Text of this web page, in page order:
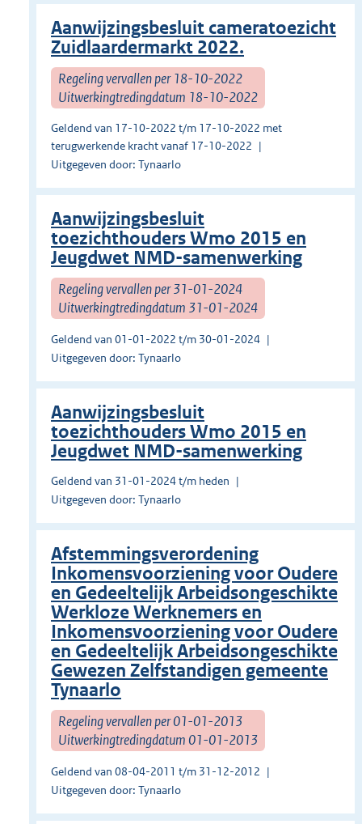
Aanwijzingsbesluit cameratoezicht
Zuidlaardermarkt 2022.
Regeling vervallen per 18-10-2022
Uitwerkingtredingdatum 18-10-2022
Geldend van 17-10-2022 t/m 17-10-2022 met
terugwerkende kracht vanaf 17-10-2022
Uitgegeven door: Tynaarlo
Aanwijzingsbesluit
toezichthouders Wmo 2015 en
Jeugdwet NMD-samenwerking
Regeling vervallen per 31-01-2024
Uitwerkingtredingdatum 31-01-2024
Geldend van 01-01-2022 t/m 30-01-2024
Uitgegeven door: Tynaarlo
Aanwijzingsbesluit
toezichthouders Wmo 2015 en
Jeugdwet NMD-samenwerking
Geldend van 31-01-2024 t/m heden
Uitgegeven door: Tynaarlo
Afstemmingsverordening
Inkomensvoorziening voor Oudere
en Gedeeltelijk Arbeidsongeschikte
Werkloze Werknemers en
Inkomensvoorziening voor Oudere
en Gedeeltelijk Arbeidsongeschikte
Gewezen Zelfstandigen gemeente
Tynaarlo
Regeling vervallen per 01-01-2013
Uitwerkingtredingdatum 01-01-2013
Geldend van 08-04-2011 t/m 31-12-2012
Uitgegeven door: Tynaarlo